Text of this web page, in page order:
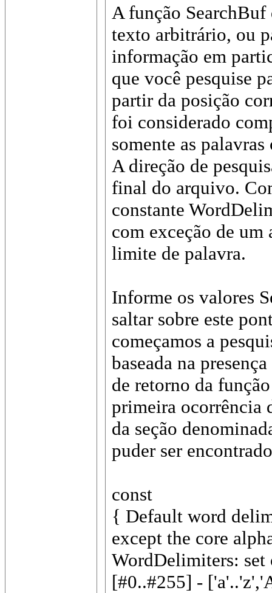
A função
texto arbitrário, ou
informação em
que você pesquise
partir da posição
foi considerado
somente as
A direção de
final do arquivo.
constante
com exceção de
limite de palavra.
Informe os valores
saltar sobre este
começamos a
baseada na
de retorno da
primeira ocorrência
da seção
puder ser
const
{ Default word
except the core
WordDelimiters: set
[#0..#255] -